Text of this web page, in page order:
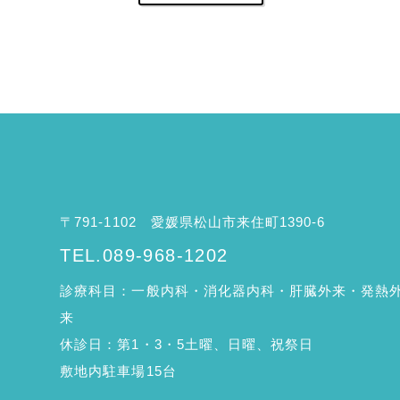
〒791-1102 愛媛県松山市来住町1390-6
TEL.089-968-1202
診療科目：一般内科・消化器内科・肝臓外来・発熱
来
休診日：第1・3・5土曜、日曜、祝祭日
敷地内駐車場15台